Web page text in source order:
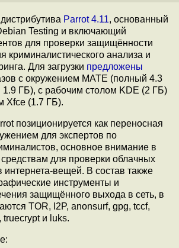
Parrot 4.11, основанный
Testing и включающий
для проверки защищённости
криминалистического анализа и
Для загрузки предложены
с окружением MATE (полный 4.3
ГБ), с рабочим столом KDE (2 ГБ)
Xfce (1.7 ГБ).
позиционируется как переносная
для экспертов по
основное внимание в
средствам для проверки облачных
интернета-вещей. В состав также
инструменты и
защищённого выхода в сеть, в
TOR, I2P, anonsurf, gpg, tccf,
truecrypt и luks.